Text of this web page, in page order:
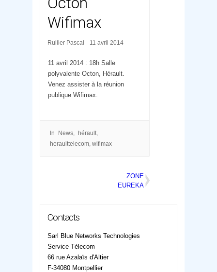
Wifimax
Rullier Pascal 11 avril 2014
11 avril 2014 : 18h Salle
polyvalente Octon, Hérault.
Venez assister à la réunion
publique Wifimax.
In News hérault
heraulttelecom ,wifimax
ZONE
EUREKA
Contacts
Sarl Blue Networks Technologies
Service Télecom
66 rue Azalaïs d'Altier
F-34080 Montpellier